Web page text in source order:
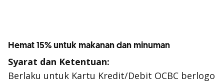
Hemat 15% untuk makanan dan minuman
Syarat dan Ketentuan:
Berlaku untuk Kartu Kredit/Debit OCBC berlogo